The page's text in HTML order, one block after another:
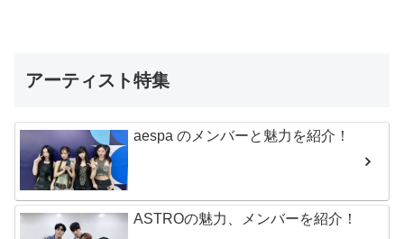
アーティスト特集
aespa のメンバーと魅力を紹介！
ASTROの魅力、メンバーを紹介！